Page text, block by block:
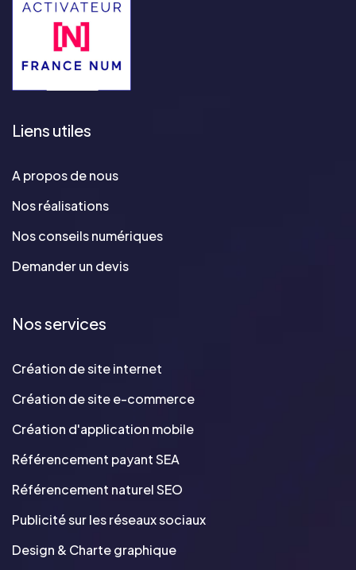
Liens utiles
A propos de nous
Nos réalisations
Nos conseils numériques
Demander un devis
Nos services
Création de site internet
Création de site e-commerce
Création d'application mobile
Référencement payant SEA
Référencement naturel SEO
Publicité sur les réseaux sociaux
Design & Charte graphique